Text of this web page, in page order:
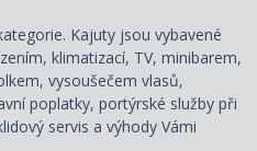
Kajuty jsou vybavené
klimatizací, TV, minibarem,
vysoušečem vlasů,
poplatky, portýrské služby při
servis a výhody Vámi